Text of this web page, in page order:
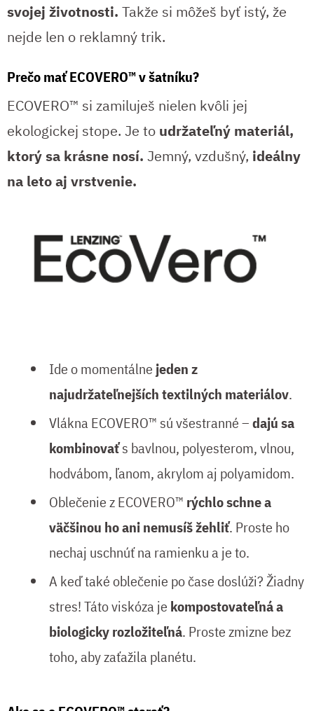
svojej životnosti. Takže si môžeš byť istý, že
nejde len o reklamný trik.
Prečo mať ECOVERO™ v šatníku?
ECOVERO™ si zamiluješ nielen kvôli jej
ekologickej stope. Je to udržateľný materiál,
ktorý sa krásne nosí. Jemný, vzdušný, ideálny
na leto aj vrstvenie.
Ide o momentálne jeden z
najudržateľnejších textilných materiálov.
Vlákna ECOVERO™ sú všestranné –dajú sa
kombinovaťs bavlnou, polyesterom, vlnou,
hodvábom, ľanom, akrylom aj polyamidom.
Oblečenie z ECOVERO™ rýchlo schne a
väčšinou ho ani nemusíš žehliť. Proste ho
nechaj uschnúť na ramienku a je to.
A keď také oblečenie po čase doslúži? Žiadny
stres! Táto viskóza je kompostovateľná a
biologicky rozložiteľná. Proste zmizne bez
toho, aby zaťažila planétu.